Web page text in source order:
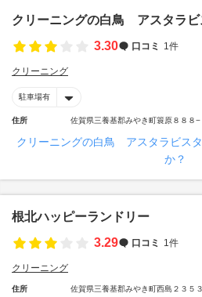
クリーニングの白鳥 アスタラビ
3.30
口コミ 1件
クリーニング
駐車場有
住所 佐賀県三養基郡みやき町簑原８８８−
クリーニングの白鳥 アスタラビス
か？
根北ハッピーランドリー
3.29
口コミ 1件
クリーニング
住所 佐賀県三養基郡みやき町西島２３５